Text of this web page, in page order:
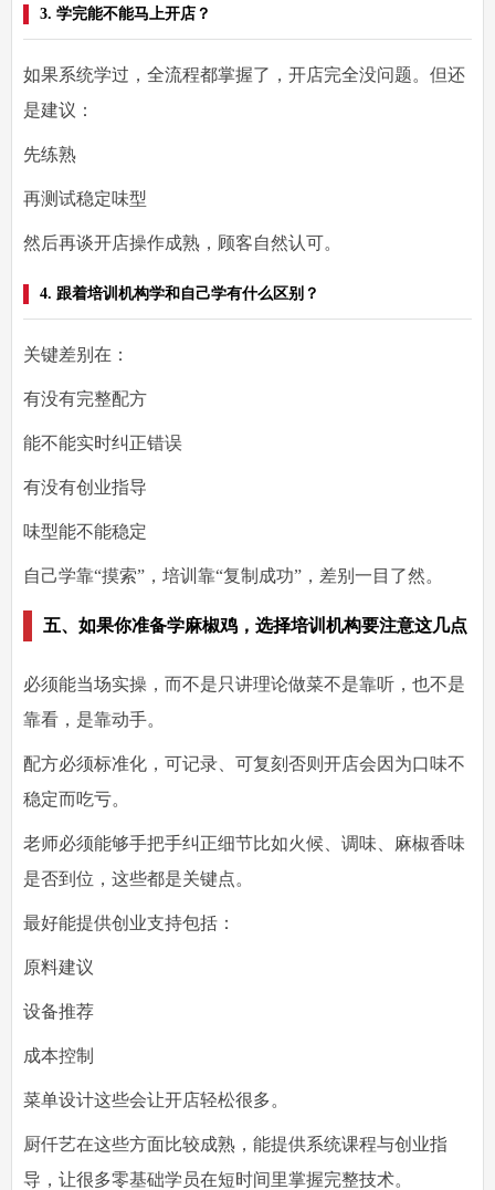
3. 学完能不能马上开店？
如果系统学过，全流程都掌握了，开店完全没问题。但还
是建议：
先练熟
再测试稳定味型
然后再谈开店操作成熟，顾客自然认可。
4. 跟着培训机构学和自己学有什么区别？
关键差别在：
有没有完整配方
能不能实时纠正错误
有没有创业指导
味型能不能稳定
自己学靠“摸索”，培训靠“复制成功”，差别一目了然。
五、如果你准备学麻椒鸡，选择培训机构要注意这几点
必须能当场实操，而不是只讲理论做菜不是靠听，也不是
靠看，是靠动手。
配方必须标准化，可记录、可复刻 否则开店会因为口味不
稳定而吃亏。
老师必须能够手把手纠正细节比如火候、调味、麻椒香味
是否到位，这些都是关键点。
最好能提供创业支持包括：
原料建议
设备推荐
成本控制
菜单设计这些会让开店轻松很多。
厨仟艺在这些方面比较成熟，能提供系统课程与创业指
导，让很多零基础学员在短时间里掌握完整技术。